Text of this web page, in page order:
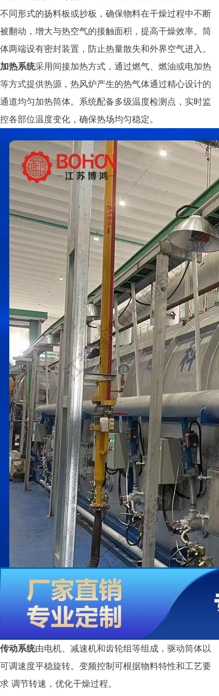
不同形式的扬料板或抄板，确保物料在干燥过程中不断
被翻动，增大与热空气的接触面积，提高干燥效率。筒
体两端设有密封装置，防止热量散失和外界空气进入。
加热系统采用间接加热方式，通过燃气、燃油或电加热
等方式提供热源，热风炉产生的热气体通过精心设计的
通道均匀加热筒体。系统配备多级温度检测点，实时监
控各部位温度变化，确保热场均匀稳定。
传动系统由电机、减速机和齿轮组等组成，驱动筒体以
可调速度平稳旋转。变频控制可根据物料特性和工艺要
求 调节转速，优化干燥过程。